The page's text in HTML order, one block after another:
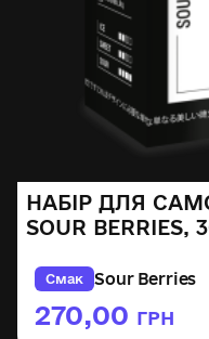
НАБІР ДЛЯ
SOUR BERRIES,
Смак Sour Berries
270,00 ГРН